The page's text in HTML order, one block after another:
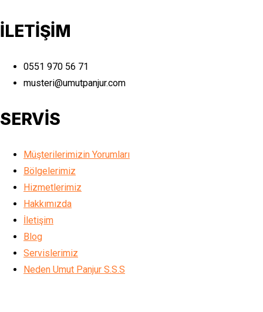
İLETİŞİM
0551 970 56 71
musteri@umutpanjur.com
SERVİS
Müşterilerimizin Yorumları
Bölgelerimiz
Hizmetlerimiz
Hakkımızda
İletişim
Blog
Servislerimiz
Neden Umut Panjur S.S.S